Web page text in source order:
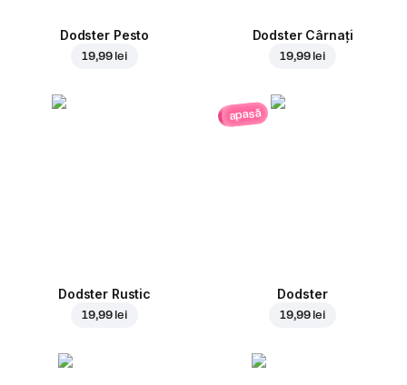
Dodster Pesto
19,99 lei
Dodster Cârnați
19,99 lei
Dodster Rustic
19,99 lei
apasă
Dodster
19,99 lei